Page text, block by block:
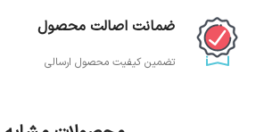
ضمانت اصالت محصول
تضمین کیفیت محصول ارسالی